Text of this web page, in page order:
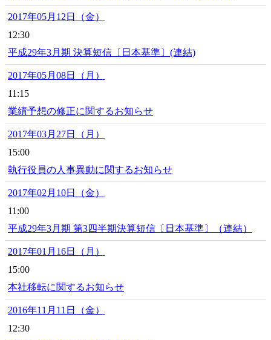
2017年05月12日（金）
12:30
平成29年3月期 決算短信〔日本基準〕(連結)
2017年05月08日（月）
11:15
業績予想の修正に関するお知らせ
2017年03月27日（月）
15:00
執行役員の人事異動に関するお知らせ
2017年02月10日（金）
11:00
平成29年3月期 第3四半期決算短信〔日本基準〕（連結）
2017年01月16日（月）
15:00
本社移転に関するお知らせ
2016年11月11日（金）
12:30